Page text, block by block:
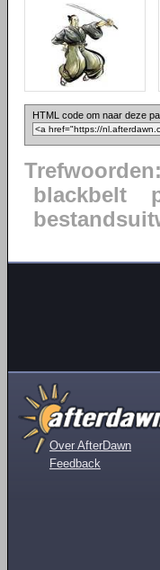
HTML code om naar deze
Trefwoorden:
blackbelt
Over AfterDawn
Feedback